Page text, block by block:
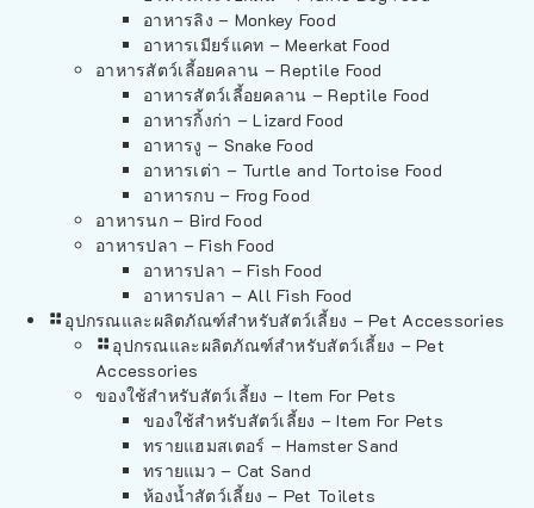
อาหารลิง – Monkey Food
อาหารเมียร์แคท – Meerkat Food
อาหารสัตว์เลี้อยคลาน – Reptile Food
อาหารสัตว์เลี้อยคลาน – Reptile Food
อาหารกิ้งก่า – Lizard Food
อาหารงู – Snake Food
อาหารเต่า – Turtle and Tortoise Food
อาหารกบ – Frog Food
อาหารนก – Bird Food
อาหารปลา – Fish Food
อาหารปลา – Fish Food
อาหารปลา – All Fish Food
อุปกรณและผลิตภัณฑ์สำหรับสัตว์เลี้ยง – Pet Accessories
อุปกรณและผลิตภัณฑ์สำหรับสัตว์เลี้ยง – Pet
Accessories
ของใช้สำหรับสัตว์เลี้ยง – Item For Pets
ของใช้สำหรับสัตว์เลี้ยง – Item For Pets
ทรายแฮมสเตอร์ – Hamster Sand
ทรายแมว – Cat Sand
ห้องน้ำสัตว์เลี้ยง – Pet Toilets